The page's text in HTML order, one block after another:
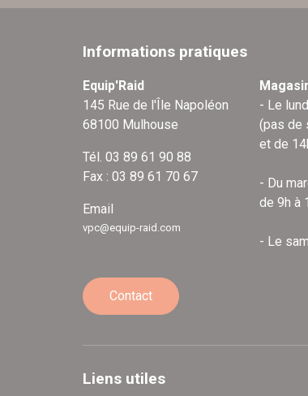
Informations pratiques
Equip'Raid
145 Rue de l'Île Napoléon
68100 Mulhouse
Tél. 03 89 61 90 88
Fax : 03 89 61 70 67
Email
vpc@equip-raid.com
- Le
(pas de
et de
- Du
de 9h à
- Le
Contact
Liens utiles